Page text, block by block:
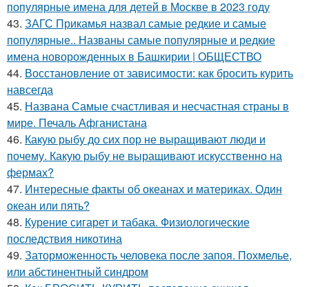
популярные имена для детей в Москве в 2023 году
43. ЗАГС Прикамья назвал самые редкие и самые
популярные.. Названы самые популярные и редкие
имена новорожденных в Башкирии | ОБЩЕСТВО
44. Восстановление от зависимости: как бросить курить
навсегда
45. Названа Самые счастливая и несчастная страны в
мире. Печаль Афганистана
46. Какую рыбу до сих пор не выращивают люди и
почему. Какую рыбу не выращивают искусственно на
фермах?
47. Интересные факты об океанах и материках. Один
океан или пять?
48. Курение сигарет и табака. Физиологические
последствия никотина
49. Заторможенность человека после запоя. Похмелье,
или абстинентный синдром